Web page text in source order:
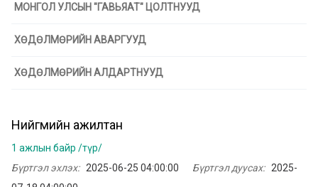
МОНГОЛ УЛСЫН "ГАВЬЯАТ" ЦОЛТНУУД
ХӨДӨЛМӨРИЙН АВАРГУУД
ХӨДӨЛМӨРИЙН АЛДАРТНУУД
Нийгмийн ажилтан
1 ажлын байр /түр/
Бүртгэл эхлэх: 2025-06-25 04:00:00 Бүртгэл дуусах: 2025-